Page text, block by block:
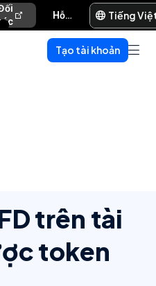
Hỗ trợ và trợ giúp Tiếng
Tạo tài khoản
trên tài
token